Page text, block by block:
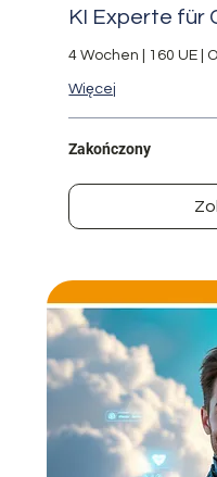
KI Experte für
4 Wochen | 160 UE |
Więcej
Zakończony